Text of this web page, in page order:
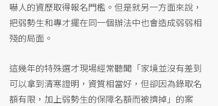
嚇人的資歷取得報名門檻。但是就另一方面來說，
把弱勢生和專才擺在同一個辦法中也會造成弱弱相
殘的局面。
這幾年的特殊選才現場經常聽聞「家境並沒有差到
可以拿到清寒證明，資質相當好，但卻因為錄取名
額有限，加上弱勢生的保障名額而被擠掉」的案